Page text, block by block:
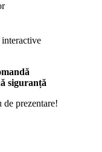
siguranță
prezentare!